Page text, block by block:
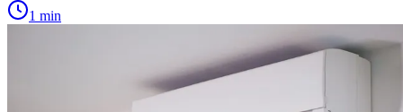
1 min